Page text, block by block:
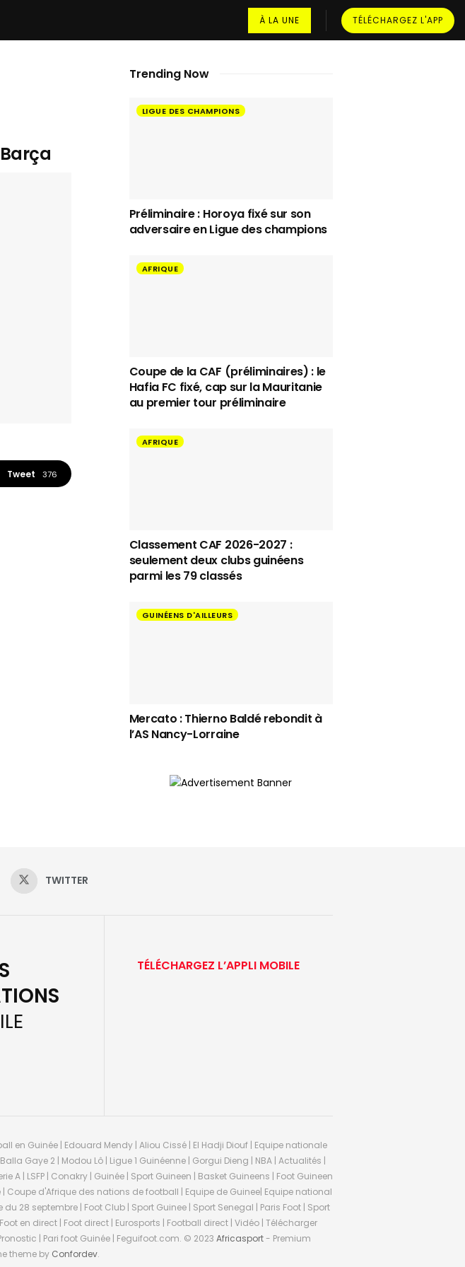
À LA UNE TÉLÉCHARGEZ L'APP
Tweet 376
Trending Now
LIGUE DES CHAMPIONS
Préliminaire : Horoya fixé sur son
adversaire en Ligue des champions
AFRIQUE
Coupe de la CAF (préliminaires) : le
Hafia FC fixé, cap sur la Mauritanie
au premier tour préliminaire
AFRIQUE
Classement CAF 2026-2027 :
seulement deux clubs guinéens
parmi les 79 classés
GUINÉENS D'AILLEURS
Mercato : Thierno Baldé rebondit à
l’AS Nancy-Lorraine
TWITTER
TÉLÉCHARGEZ L’APPLI MOBILE
en Guinée | Edouard Mendy | Aliou Cissé | El Hadji Diouf | Equipe nationale
Gaye 2 | Modou Lô | Ligue 1 Guinéenne | Gorgui Dieng | NBA | Actualités |
A | LSFP | Conakry | Guinée | Sport Guineen | Basket Guineens | Foot Guineen
d'Afrique des nations de football | Equipe de Guinee| Equipe national
28 septembre | Foot Club | Sport Guinee | Sport Senegal | Paris Foot | Sport
en direct | Foot direct | Eurosports | Football direct | Vidéo | Télécharger
| Pari foot Guinée | Feguifoot.com. © 2023 Africasport- Premium
theme by Confordev.